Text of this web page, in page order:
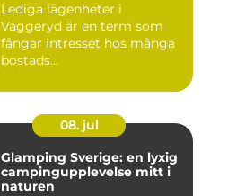
Lediga lägenheter i
Vaggeryd är en term som
fångar intresset hos många
bostads...
08. jul
Glamping Sverige: en lyxig
campingupplevelse mitt i
naturen